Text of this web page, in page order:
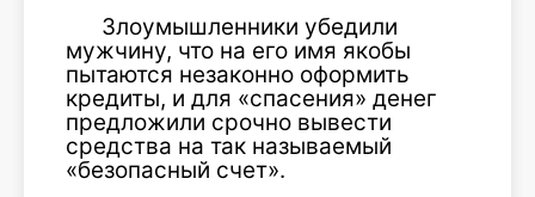
Злоумышленники убедили
мужчину, что на его имя якобы
пытаются незаконно оформить
кредиты, и для «спасения» денег
предложили срочно вывести
средства на так называемый
«безопасный счет».